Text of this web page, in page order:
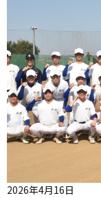
2026年4月16日